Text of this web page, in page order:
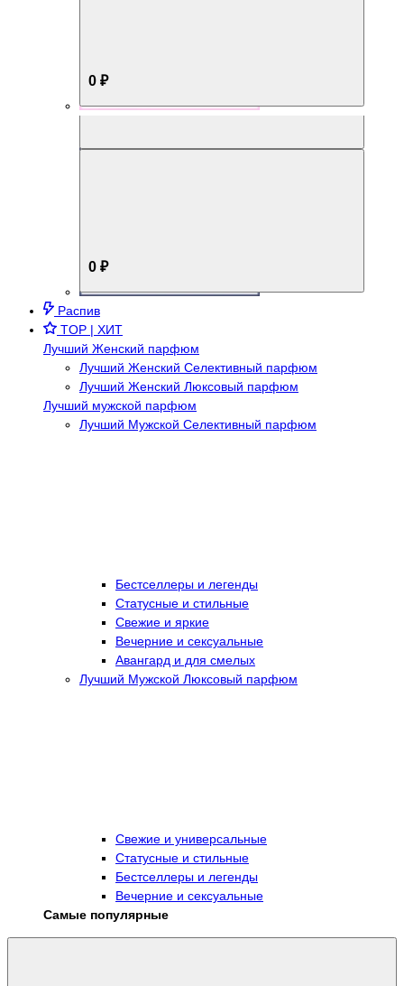
0 ₽
0 ₽
Распив
TOP | ХИТ
Лучший Женский парфюм
Лучший Женский Селективный парфюм
Лучший Женский Люксовый парфюм
Лучший мужской парфюм
Лучший Мужской Селективный парфюм
Бестселлеры и легенды
Статусные и стильные
Свежие и яркие
Вечерние и сексуальные
Авангард и для смелых
Лучший Мужской Люксовый парфюм
Свежие и универсальные
Статусные и стильные
Бестселлеры и легенды
Вечерние и сексуальные
Самые популярные